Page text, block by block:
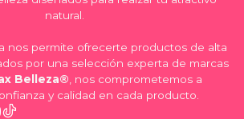
natural.
nos permite ofrecerte productos de alta
por una selección experta de marcas
Belleza® , nos comprometemos a
y calidad en cada producto.